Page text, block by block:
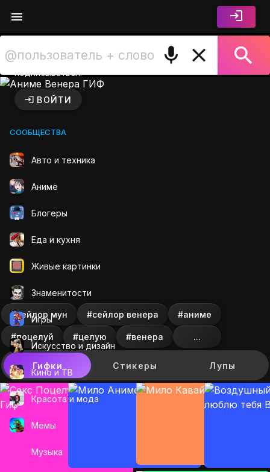
комментировать и
подписываться.
ВОЙТИ
СООБЩЕСТВА
Авто и техника
Аниме
Блогеры
Еда и кухня
Живые картинки
Знаменитости
Игры
Искусcтво и дизайн
Кино и ТВ
Красота и мода
Мемы
Музыка
Аниме Венера ГИФ на
#сейлор мун #сейлор венера #аниме
#поцелуй #целую #венера ...
Гифки Стикеры Лупы